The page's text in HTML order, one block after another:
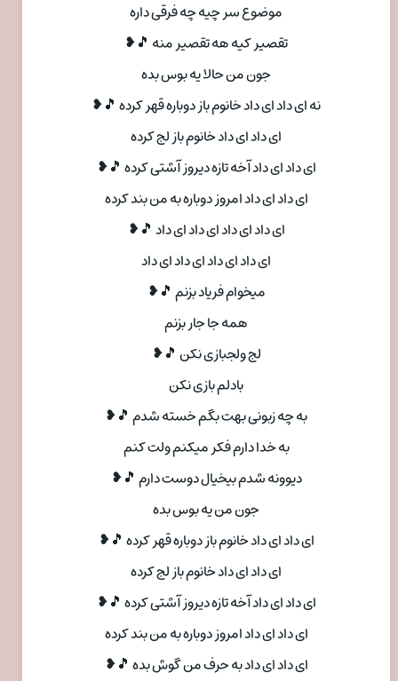
موضوع سر چیه چه فرقی داره
تقصیر کیه هه تقصیر منه 🎵❥
جون من حالا یه بوس بده
نه ای داد ای داد خانوم باز دوباره قهر کرده 🎵❥
ای داد ای داد خانوم باز لج کرده
ای داد ای داد آخه تازه دیروز آشتی کرده 🎵❥
ای داد ای داد امروز دوباره به من بند کرده
ای داد ای داد ای داد ای داد 🎵❥
ای داد ای داد ای داد ای داد
میخوام فریاد بزنم 🎵❥
همه جا جار بزنم
لج ولجبازی نکن 🎵❥
بادلم بازی نکن
به چه زبونی بهت بگم خسته شدم 🎵❥
به خدا دارم فکر میکنم ولت کنم
دیوونه شدم بیخیال دوست دارم 🎵❥
جون من یه بوس بده
ای داد ای داد خانوم باز دوباره قهر کرده 🎵❥
ای داد ای داد خانوم باز لج کرده
ای داد ای داد آخه تازه دیروز آشتی کرده 🎵❥
ای داد ای داد امروز دوباره به من بند کرده
ای داد ای داد به حرف من گوش بده 🎵❥